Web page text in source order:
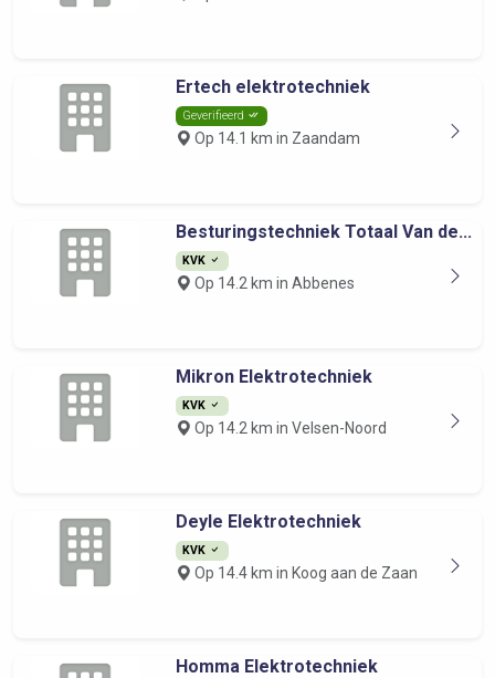
Ertech elektrotechniek
Geverifieerd
Op 14.1 km in Zaandam
Besturingstechniek Totaal Van de...
KVK
Op 14.2 km in Abbenes
Mikron Elektrotechniek
KVK
Op 14.2 km in Velsen-Noord
Deyle Elektrotechniek
KVK
Op 14.4 km in Koog aan de Zaan
Homma Elektrotechniek